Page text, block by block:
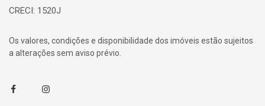
CRECI: 1520J
Os valores, condições e disponibilidade dos imóveis estão sujeitos
a alterações sem aviso prévio.
FacebookInstagram